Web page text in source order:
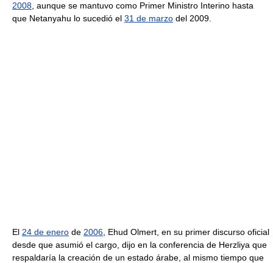
2008 , aunque se mantuvo como Primer Ministro Interino hasta
que Netanyahu lo sucedió el 31 de marzo del 2009.
El 24 de enero de 2006 , Ehud Olmert, en su primer discurso oficial
desde que asumió el cargo, dijo en la conferencia de Herzliya que
respaldaría la creación de un estado árabe, al mismo tiempo que